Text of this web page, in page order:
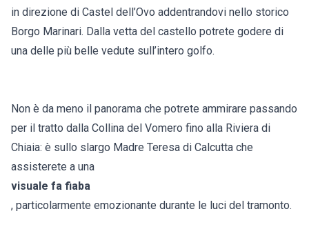
in direzione di Castel dell’Ovo addentrandovi nello storico
Borgo Marinari. Dalla vetta del castello potrete godere di
una delle più belle vedute sull’intero golfo.
Non è da meno il panorama che potrete ammirare passando
per il tratto dalla Collina del Vomero fino alla Riviera di
Chiaia: è sullo slargo Madre Teresa di Calcutta che
assisterete a una
visuale fa fiaba
, particolarmente emozionante durante le luci del tramonto.